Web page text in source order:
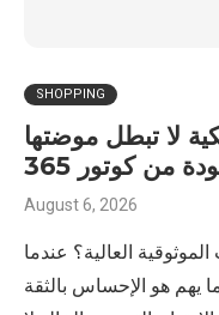
SHOPPING
لا تبطل موضتها
من كوتور 365
August 6, 2026
الموثوقية العالية؟ عندما
يهم هو الإحساس بالثقة